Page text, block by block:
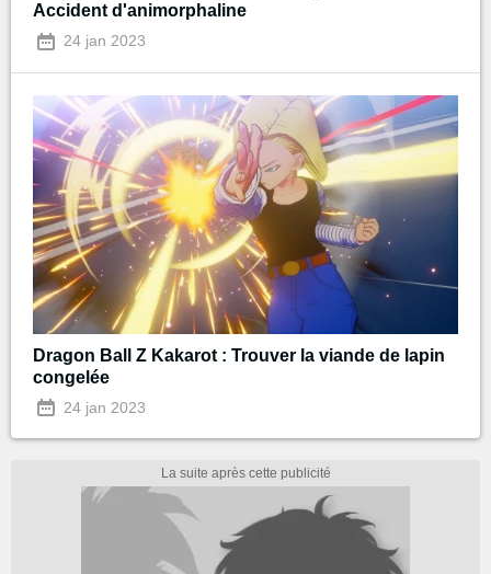
Accident d'animorphaline
24 jan 2023
Dragon Ball Z Kakarot : Trouver la viande de lapin
congelée
24 jan 2023